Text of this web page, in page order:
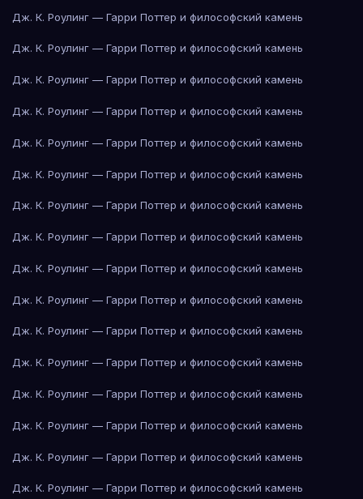
Дж. К. Роулинг — Гарри Поттер и философский камень
Дж. К. Роулинг — Гарри Поттер и философский камень
Дж. К. Роулинг — Гарри Поттер и философский камень
Дж. К. Роулинг — Гарри Поттер и философский камень
Дж. К. Роулинг — Гарри Поттер и философский камень
Дж. К. Роулинг — Гарри Поттер и философский камень
Дж. К. Роулинг — Гарри Поттер и философский камень
Дж. К. Роулинг — Гарри Поттер и философский камень
Дж. К. Роулинг — Гарри Поттер и философский камень
Дж. К. Роулинг — Гарри Поттер и философский камень
Дж. К. Роулинг — Гарри Поттер и философский камень
Дж. К. Роулинг — Гарри Поттер и философский камень
Дж. К. Роулинг — Гарри Поттер и философский камень
Дж. К. Роулинг — Гарри Поттер и философский камень
Дж. К. Роулинг — Гарри Поттер и философский камень
Дж. К. Роулинг — Гарри Поттер и философский камень